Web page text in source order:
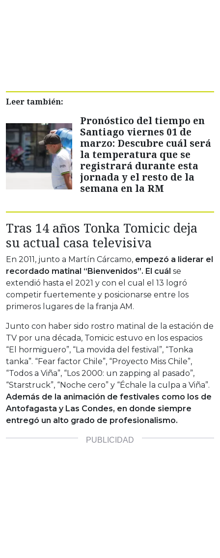
Leer también:
Pronóstico del tiempo en
Santiago viernes 01 de
marzo: Descubre cuál será
la temperatura que se
registrará durante esta
jornada y el resto de la
semana en la RM
Tras 14 años Tonka Tomicic deja
su actual casa televisiva
En 2011, junto a Martín Cárcamo, empezó a liderar el
recordado matinal “Bienvenidos”. El cuál se
extendió hasta el 2021 y con el cual el 13 logró
competir fuertemente y posicionarse entre los
primeros lugares de la franja AM.
Junto con haber sido rostro matinal de la estación de
TV por una década, Tomicic estuvo en los espacios
“El hormiguero”, “La movida del festival”, “Tonka
tanka”. “Fear factor Chile”, “Proyecto Miss Chile”,
“Todos a Viña”, “Los 2000: un zapping al pasado”,
“Starstruck”, “Noche cero” y “Échale la culpa a Viña”.
Además de la animación de festivales como los de
Antofagasta y Las Condes, en donde siempre
entregó un alto grado de profesionalismo.